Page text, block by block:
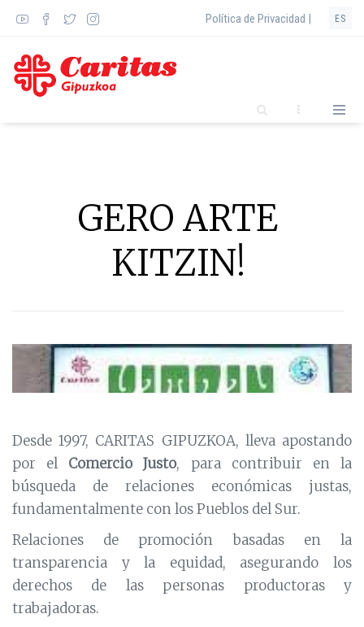
principal
Política de Privacidad | ES
GERO ARTE
KITZIN!
Desde 1997, CARITAS GIPUZKOA, lleva apostando
por el Comercio Justo, para contribuir en la
búsqueda de relaciones económicas justas,
fundamentalmente con los Pueblos del Sur.
Relaciones de promoción basadas en la
transparencia y la equidad, asegurando los
derechos de las personas productoras y
trabajadoras.